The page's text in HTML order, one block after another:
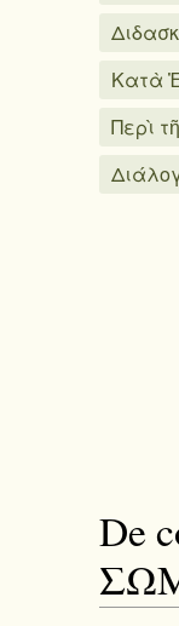
Κατὰ
Περὶ
De